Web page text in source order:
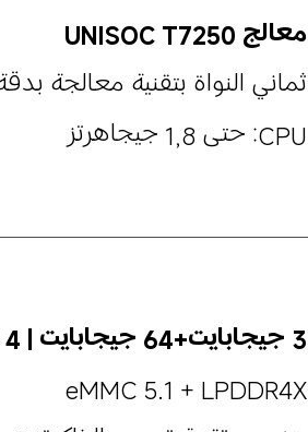
معالج UNISOC T7250
ثماني النواة بتقنية معالجة بدقة 12
CPU: حتى 1,8 جيجاهرتز
3 جيجابايت+64 جيجابايت | 4 جيجابايت+128 جيجابايت
LPDDR4X + ‏eMMC 5.1